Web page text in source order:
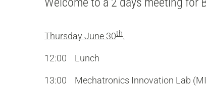
Thursday June 30th.
12:00 Lunch
13:00 Mechatronics Innovation Lab